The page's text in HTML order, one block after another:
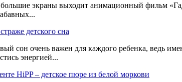
экраны выходит анимационный фильм
детского сна
сон очень важен для каждого ребенка, ведь
энергией...
HiPP – детское пюре из белой моркови